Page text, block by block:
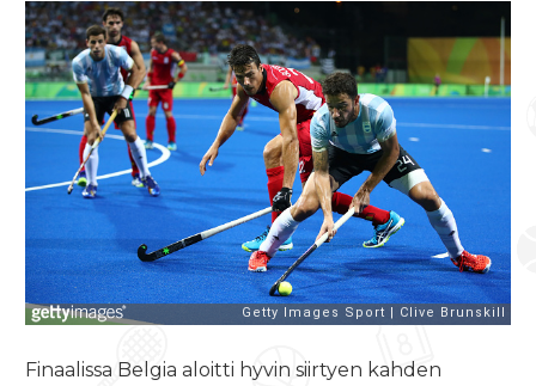
Finaalissa Belgia aloitti hyvin siirtyen kahden